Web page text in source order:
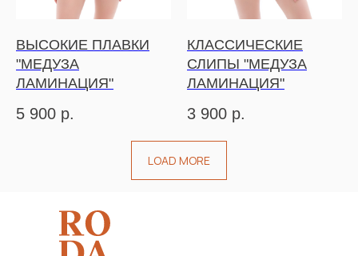
ВЫСОКИЕ ПЛАВКИ
"МЕДУЗА
ЛАМИНАЦИЯ"
5 900 р.
КЛАССИЧЕСКИЕ
СЛИПЫ "МЕДУЗА
ЛАМИНАЦИЯ"
3 900 р.
LOAD MORE